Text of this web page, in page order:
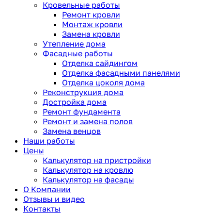
Кровельные работы
Ремонт кровли
Монтаж кровли
Замена кровли
Утепление дома
Фасадные работы
Отделка сайдингом
Отделка фасадными панелями
Отделка цоколя дома
Реконструкция дома
Достройка дома
Ремонт фундамента
Ремонт и замена полов
Замена венцов
Наши работы
Цены
Калькулятор на пристройки
Калькулятор на кровлю
Калькулятор на фасады
О Компании
Отзывы и видео
Контакты